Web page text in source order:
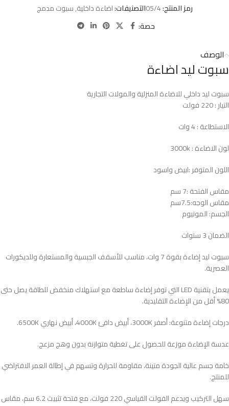
رمز المنتج:05/4التصنيفات:اضاءة داخلية,سبوت مدمج
حصة:
الوصف
سبوت ليد اضاءة
سبوت ليد داخلي للاضاءة المنزلية والمولات التجارية
التيار : 220 فولت
الاستطاعة : 4 وات
لون الاضاءة : 3000k
اللون المتوفر :ابيض واسود
مقاس الفتحة :7 سم
مقاس الوجه:7.5سم
الجسم: المونيوم
الضمان 3 سنوات
سبوت ليد إضاءة بقوة 7 وات، مناسب للأسقف الجبسية والمستعارة وللديكورات
العصرية.
يعمل بتقنية LED التي توفر إضاءة ساطعة مع استهلاك منخفض للطاقة يصل حتى
80% أقل من الإضاءة التقليدية.
درجات إضاءة متنوعة: أصفر 3000K، أبيض دافئ 4000K، أبيض نهاري 6500K.​
عدسة الإضاءة موزعة للحصول على تغطية متوازنة بدون وهج مزعج.
خامة جسم عالية الجودة متينة، مقاومة للحرارة وتسهم في إطالة العمر الافتراضي
للمنتج.
سهل التركيب ويدعم الفولت القياسي 220 فولت، مع فتحة تثبيت 6.2 سم، مقاس